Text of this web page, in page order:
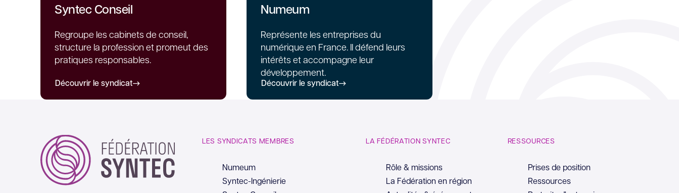
Syntec Conseil
Regroupe les cabinets de conseil,
structure la profession et promeut des
pratiques responsables.
Découvrir le syndicat
Numeum
Représente les entreprises du
numérique en France. Il défend leurs
intérêts et accompagne leur
développement.
Découvrir le syndicat
LES SYNDICATS MEMBRES
Numeum
Syntec-Ingénierie
LA FÉDÉRATION SYNTEC
Rôle & missions
La Fédération en région
RESSOURCES
Prises de position
Ressources